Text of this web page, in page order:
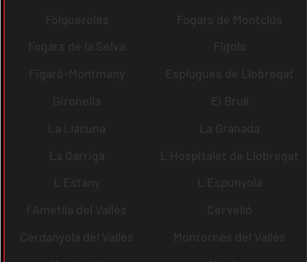
Folgueroles
Fogars de Montclús
Fogars de la Selva
Fígols
Figaró-Montmany
Esplugues de Llobregat
Gironella
El Brull
La Llacuna
La Granada
La Garriga
L´Hospitalet de Llobregat
L´Estany
L´Espunyola
l´Ametlla del Vallès
Cervelló
Cerdanyola del Vallès
Montornès del Vallès